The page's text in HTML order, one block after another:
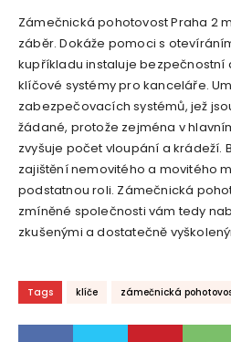
Zámečnická pohotovost Praha 2
záběr. Dokáže pomoci s
kupříkladu instaluje bezpečnostní
klíčové systémy pro kanceláře.
zabezpečovacích systémů, jež
žádané, protože zejména v
zvyšuje počet vloupání a krádeží.
zajištění nemovitého a movitého
podstatnou roli. Zámečnická
zmíněné společnosti vám tedy
zkušenými a dostatečně
Tags klíče zámečnická